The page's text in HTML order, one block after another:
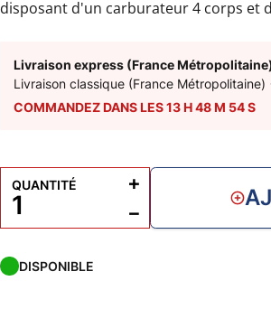
disposant d'un carburateur 4 corps et
Kit joints d'admission FP17320 à
Livraison express (France
Livraison classique (France Métropolitaine)
COMMANDEZ DANS LES 13H48M 53S
DISPONIBLE
QUANTITÉ
−
+